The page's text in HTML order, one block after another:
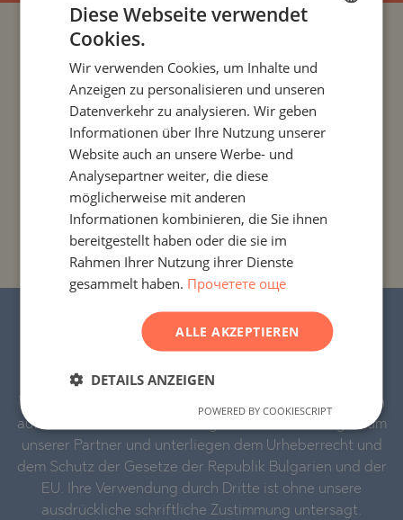
PROJEKTE UND IMMOBILIEN NACH LÄNDERN
PROJEKTE UND IMMOBILIEN NACH SIEDLUNG
PROJEKTE UND IMMOBILIEN NACH IMMOBILIENTYP
PROJEKTE UND IMMOBILIEN NACH REGIONEN
GEBÄUDE-/KOMPLEXNAMEN
© 2016–2025 „Stonehard Marketing“ Ltd. Alle
Rechte vorbehalten.
STONEHARD™ und das Logo sind eingetragene
Warenzeichen. Alle Texte, Grafiken und Visualisierungen
auf der Website sind unser Eigentum oder das Eigentum
unserer Partner und unterliegen dem Urheberrecht und
dem Schutz der Gesetze der Republik Bulgarien und der
EU. Ihre Verwendung durch Dritte ist ohne unsere
ausdrückliche schriftliche Zustimmung untersagt.
ENGLISH
GERMAN
FRENCH
ROMANIAN
Diese Webseite verwendet
Cookies.
Wir verwenden Cookies, um Inhalte und
Anzeigen zu personalisieren und unseren
Datenverkehr zu analysieren. Wir geben
Informationen über Ihre Nutzung unserer
Website auch an unsere Werbe- und
Analysepartner weiter, die diese
möglicherweise mit anderen
Informationen kombinieren, die Sie ihnen
bereitgestellt haben oder die sie im
Rahmen Ihrer Nutzung ihrer Dienste
gesammelt haben. Прочетете още
ALLE AKZEPTIEREN
DETAILS ANZEIGEN
POWERED BY COOKIESCRIPT